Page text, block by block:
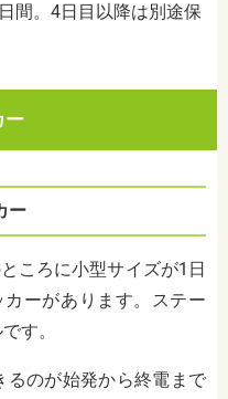
間。4日目以降は別途保
ー
ー
ころに小型サイズが1日
ーがあります。ステー
す。
るのが始発から終電まで